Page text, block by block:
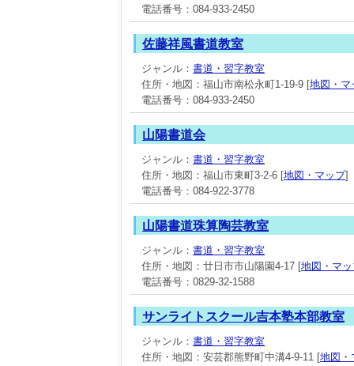
電話番号：084-933-2450
佐藤祥風書道教室
ジャンル： 書道・習字教室
住所・地図：福山市南松永町1-19-9 [地図・マ
電話番号：084-933-2450
山陽書道会
ジャンル： 書道・習字教室
住所・地図：福山市東町3-2-6 [地図・マップ]
電話番号：084-922-3778
山陽書道珠算陶芸教室
ジャンル： 書道・習字教室
住所・地図：廿日市市山陽園4-17 [地図・マ
電話番号：0829-32-1588
サンライトスクール吉本塾本部教室
ジャンル： 書道・習字教室
住所・地図：安芸郡熊野町中溝4-9-11 [地図・